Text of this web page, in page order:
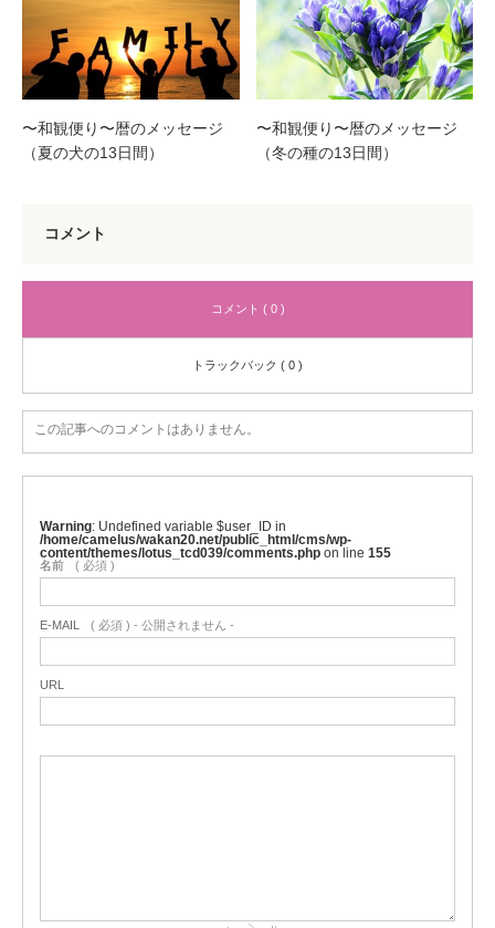
〜和観便り〜暦のメッセージ
（夏の犬の13日間）
〜和観便り〜暦のメッセージ
（冬の種の13日間）
コメント
コメント ( 0 )
トラックバック ( 0 )
この記事へのコメントはありません。
Warning : Undefined variable $user_ID in
/home/camelus/wakan20.net/public_html/cms/wp-
content/themes/lotus_tcd039/comments.php on line 155
名前 ( 必須 )
E-MAIL ( 必須 ) - 公開されません -
URL